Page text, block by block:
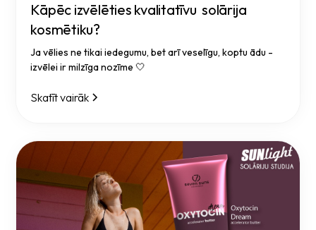
Kāpēc izvēlēties kvalitatīvu solārija
kosmētiku?
Ja vēlies ne tikai iedegumu, bet arī veselīgu, koptu ādu -
izvēlei ir milzīga nozīme 🤍
Skatīt vairāk